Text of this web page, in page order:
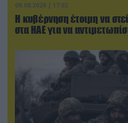
09.08.2026 | 17:02
Η κυβέρνηση έτοιμη να
στα ΗΑΕ για να